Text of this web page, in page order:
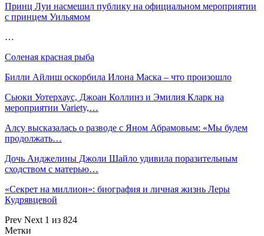
Принц Луи насмешил публику на официальном мероприятии
с принцем Уильямом
…
Соленая красная рыба
Билли Айлиш оскорбила Илона Маска – что произошло
Сьюки Уотерхаус, Джоан Коллинз и Эмилия Кларк на
мероприятии Variety,…
Алсу высказалась о разводе с Яном Абрамовым: «Мы будем
продолжать…
Дочь Анджелины Джоли Шайло удивила поразительным
сходством с матерью…
«Секрет на миллион»: биография и личная жизнь Леры
Кудрявцевой
Prev Next 1 из 824
Метки